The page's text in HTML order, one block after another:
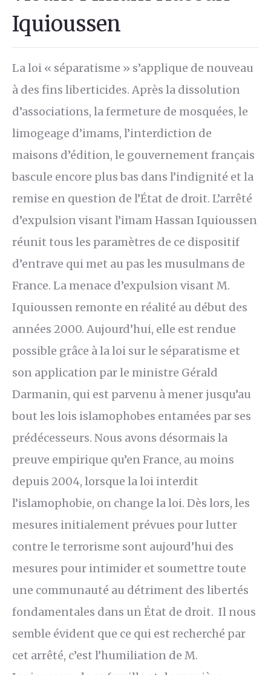
Iquioussen
La loi « séparatisme » s’applique de nouveau
à des fins liberticides. Après la dissolution
d’associations, la fermeture de mosquées, le
limogeage d’imams, l’interdiction de
maisons d’édition, le gouvernement français
bascule encore plus bas dans l’indignité et la
remise en question de l’État de droit. L’arrêté
d’expulsion visant l’imam Hassan Iquioussen
réunit tous les paramètres de ce dispositif
d’entrave qui met au pas les musulmans de
France. La menace d’expulsion visant M.
Iquioussen remonte en réalité au début des
années 2000. Aujourd’hui, elle est rendue
possible grâce à la loi sur le séparatisme et
son application par le ministre Gérald
Darmanin, qui est parvenu à mener jusqu’au
bout les lois islamophobes entamées par ses
prédécesseurs. Nous avons désormais la
preuve empirique qu’en France, au moins
depuis 2004, lorsque la loi interdit
l’islamophobie, on change la loi. Dès lors, les
mesures initialement prévues pour lutter
contre le terrorisme sont aujourd’hui des
mesures pour intimider et soumettre toute
une communauté au détriment des libertés
fondamentales dans un État de droit. Il nous
semble évident que ce qui est recherché par
cet arrêté, c’est l’humiliation de M.